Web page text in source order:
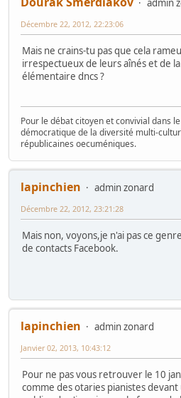
admin
Décembre 22, 2012, 22:23:06
Mais ne crains-tu pas que cela
irrespectueux de leurs aînés et de
élémentaire dncs ?
Pour le débat citoyen et convivial dans
démocratique de la diversité multi-
républicaines oecuméniques.
lapinchien
admin zonard
Décembre 22, 2012, 23:21:28
Mais non, voyons,je n'ai pas ce
de contacts Facebook.
lapinchien
admin zonard
Janvier 02, 2013, 10:43:12
Pour ne pas vous retrouver le 10
comme des otaries pianistes